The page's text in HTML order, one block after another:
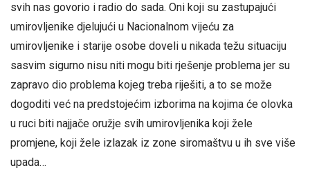
svih nas govorio i radio do sada. Oni koji su zastupajući
umirovljenike djelujući u Nacionalnom vijeću za
umirovljenike i starije osobe doveli u nikada težu situaciju
sasvim sigurno nisu niti mogu biti rješenje problema jer su
zapravo dio problema kojeg treba riješiti, a to se može
dogoditi već na predstojećim izborima na kojima će olovka
u ruci biti najjače oružje svih umirovljenika koji žele
promjene, koji žele izlazak iz zone siromaštvu u ih sve više
upada…